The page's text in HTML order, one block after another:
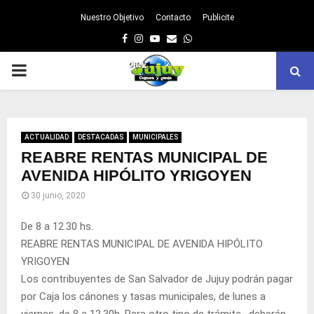
Nuestro Objetivo Contacto Publicite
Facebook
Instagram
Youtube
EmailWhatsapp
PRIMARY
ACTUALIDAD DESTACADAS MUNICIPALES
REABRE RENTAS MUNICIPAL DE
AVENIDA HIPÓLITO YRIGOYEN
30 junio, 2020
De 8 a 12.30 hs.
REABRE RENTAS MUNICIPAL DE AVENIDA HIPÓLITO
YRIGOYEN
Los contribuyentes de San Salvador de Jujuy podrán pagar
por Caja los cánones y tasas municipales, de lunes a